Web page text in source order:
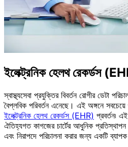
ইলেক্ট্রনিক হেলথ রেকর্ডস
স্বাস্থ্যসেবা প্রযুক্তির বিবর্তন রোগীর ডেটা
বৈপ্লবিক পরিবর্তন এনেছে। এই অঙ্গনে
ইলেক্ট্রনিক হেলথ রেকর্ডস (EHR) প্রবর্তন৷
ঐতিহ্যগত কাগজের চার্টের আধুনিক
এবং নিরাপদে পরিচালনা করার জন্য একটি